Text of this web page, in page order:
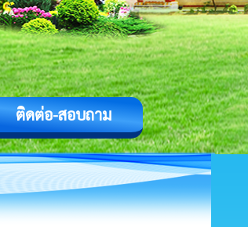
ติดต่อ-สอบถาม